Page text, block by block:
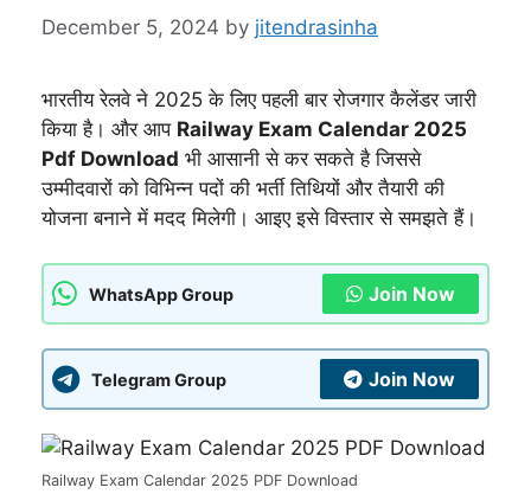
December 5, 2024 by jitendrasinha
भारतीय रेलवे ने 2025 के लिए पहली बार रोजगार कैलेंडर जारी
किया है। और आप Railway Exam Calendar 2025
Pdf Download भी आसानी से कर सकते है जिससे
उम्मीदवारों को विभिन्न पदों की भर्ती तिथियों और तैयारी की
योजना बनाने में मदद मिलेगी। आइए इसे विस्तार से समझते हैं।
WhatsApp Group Join Now
Telegram Group Join Now
Railway Exam Calendar 2025 PDF Download